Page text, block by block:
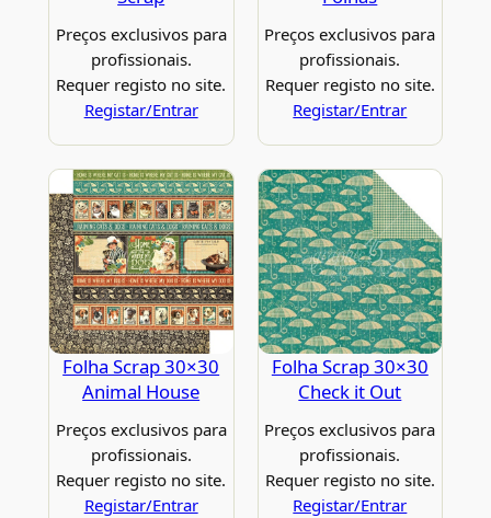
Preços exclusivos para
profissionais.
Requer registo no site.
Registar/Entrar
Preços exclusivos para
profissionais.
Requer registo no site.
Registar/Entrar
Folha Scrap 30×30
Animal House
Preços exclusivos para
profissionais.
Requer registo no site.
Registar/Entrar
Folha Scrap 30×30
Check it Out
Preços exclusivos para
profissionais.
Requer registo no site.
Registar/Entrar